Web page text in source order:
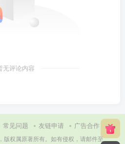
无评论内容
常见问题 友链申请 广告合作
版权属原著所有。如有侵权，请邮件至